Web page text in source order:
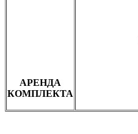
АРЕНДА
КОМПЛЕКТА